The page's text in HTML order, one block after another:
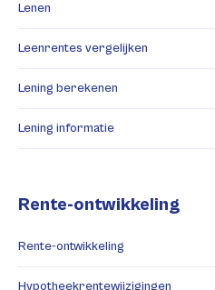
Lenen
Leenrentes vergelijken
Lening berekenen
Lening informatie
Rente-ontwikkeling
Rente-ontwikkeling
Hypotheekrentewijzigingen